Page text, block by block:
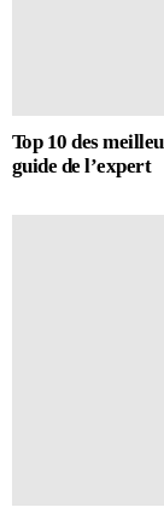
Top 10 des
guide de l’expert